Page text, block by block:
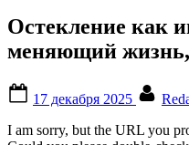
Остекление как
меняющий жизнь,
on
17 декабря 2025
I am sorry, but the URL you